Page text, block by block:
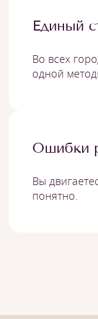
Единый
Во всех
одной
Ошибки
Вы
понятно.